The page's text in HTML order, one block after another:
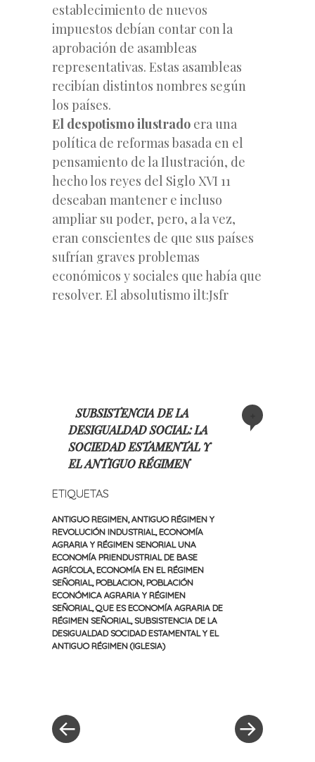
establecimiento de nuevos
impuestos debían contar con la
aprobación de asambleas
representativas. Estas asambleas
recibían distintos nombres según
los países.
El despotismo ilustrado era una
política de reformas basada en el
pensamiento de la Ilustración, de
hecho los reyes del Siglo XVI 11
deseaban mantener e incluso
ampliar su poder, pero, a la vez,
eran conscientes de que sus países
sufrían graves problemas
económicos y sociales que había que
resolver. El absolutismo ilt:Jsfr
SUBSISTENCIA DE LA
DESIGUALDAD SOCIAL: LA
SOCIEDAD ESTAMENTAL Y
EL ANTIGUO RÉGIMEN
ETIQUETAS
ANTIGUO REGIMEN ANTIGUO RÉGIMEN Y
REVOLUCIÓN INDUSTRIAL ECONOMÍA
AGRARIA Y RÉGIMEN SENORIAL UNA
ECONOMÍA PRIENDUSTRIAL DE BASE
AGRÍCOLA ECONOMÍA EN EL RÉGIMEN
SEÑORIAL POBLACION POBLACIÓN
ECONÓMICA AGRARIA Y RÉGIMEN
SEÑORIAL ,QUE ES ECONOMÍA AGRARIA DE
RÉGIMEN SEÑORIAL SUBSISTENCIA DE LA
DESIGUALDAD SOCIDAD ESTAMENTAL Y EL
ANTIGUO RÉGIMEN (IGLESIA)
entradas